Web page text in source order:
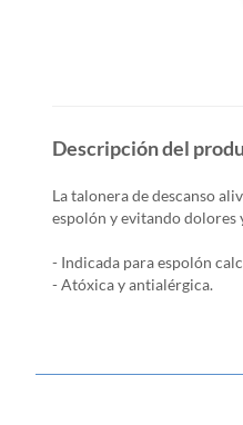
Descripción del
La talonera de descanso
espolón y evitando dolores
- Indicada para espolón
- Atóxica y antialérgica.